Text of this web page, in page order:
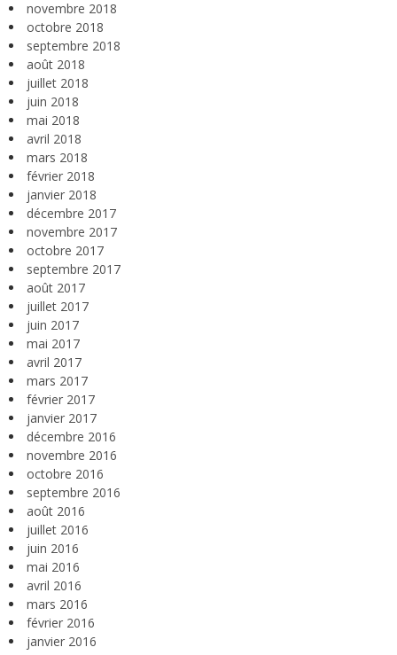
novembre 2018
octobre 2018
septembre 2018
août 2018
juillet 2018
juin 2018
mai 2018
avril 2018
mars 2018
février 2018
janvier 2018
décembre 2017
novembre 2017
octobre 2017
septembre 2017
août 2017
juillet 2017
juin 2017
mai 2017
avril 2017
mars 2017
février 2017
janvier 2017
décembre 2016
novembre 2016
octobre 2016
septembre 2016
août 2016
juillet 2016
juin 2016
mai 2016
avril 2016
mars 2016
février 2016
janvier 2016